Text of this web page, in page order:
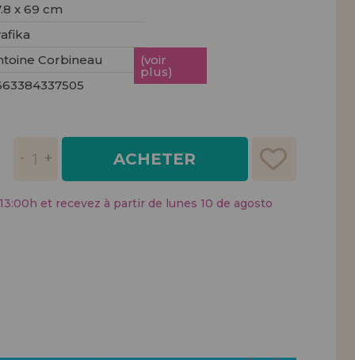
x 69 cm
Corbineau (voir
plus)
ACHETER
et recevez à partir de lunes 10 de agosto